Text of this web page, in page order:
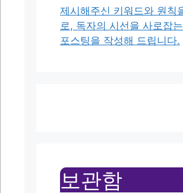
제시해주신 키워드와 원칙
로, 독자의 시선을 사로잡
포스팅을 작성해 드립니다.
보관함